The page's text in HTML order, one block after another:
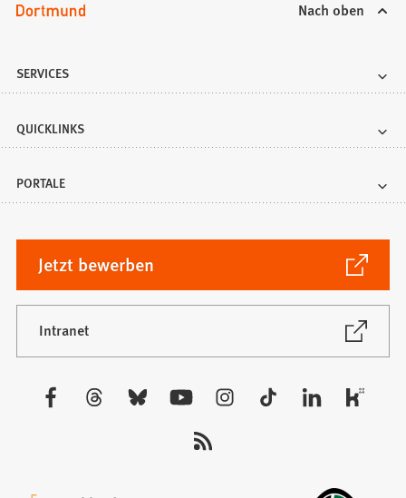
Nach oben
SERVICES
QUICKLINKS
PORTALE
Jetzt bewerben
(Öffnet
in
einem
neuen
Tab)
Intranet
(Öffnet
neuen
Besuchen